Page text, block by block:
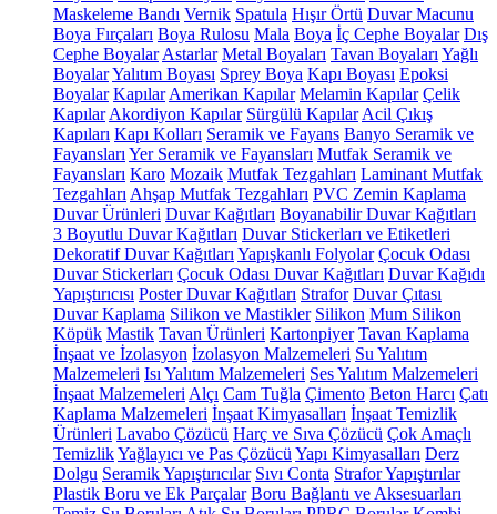
Maskeleme Bandı Vernik Spatula Hışır Örtü Duvar Macunu
Boya Fırçaları Boya Rulosu Mala Boya İç Cephe Boyalar Dış
Cephe Boyalar Astarlar Metal Boyaları Tavan Boyaları Yağlı
BoyalarYalıtım Boyası Sprey Boya Kapı Boyası Epoksi
Boyalar Kapılar Amerikan Kapılar Melamin Kapılar Çelik
Kapılar Akordiyon Kapılar Sürgülü Kapılar Acil Çıkış
Kapıları Kapı Kolları Seramik ve Fayans Banyo Seramik ve
Fayansları Yer Seramik ve Fayansları Mutfak Seramik ve
Fayansları Karo Mozaik Mutfak Tezgahları Laminant Mutfak
Tezgahları Ahşap Mutfak Tezgahları PVC Zemin Kaplama
Duvar Ürünleri Duvar Kağıtları Boyanabilir Duvar Kağıtları
3 Boyutlu Duvar Kağıtları Duvar Stickerları ve Etiketleri
Dekoratif Duvar Kağıtları Yapışkanlı Folyolar Çocuk Odası
Duvar Stickerları Çocuk Odası Duvar Kağıtları Duvar Kağıdı
Yapıştırıcısı Poster Duvar Kağıtları Strafor Duvar Çıtası
Duvar Kaplama Silikon ve Mastikler Silikon Mum Silikon
Köpük Mastik Tavan Ürünleri Kartonpiyer Tavan Kaplama
İnşaat ve İzolasyon İzolasyon Malzemeleri Su Yalıtım
Malzemeleri Isı Yalıtım Malzemeleri Ses Yalıtım Malzemeleri
İnşaat Malzemeleri Alçı Cam Tuğla Çimento Beton Harcı Çatı
Kaplama Malzemeleri İnşaat Kimyasalları İnşaat Temizlik
Ürünleri Lavabo Çözücü Harç ve Sıva Çözücü Çok Amaçlı
TemizlikYağlayıcı ve Pas Çözücü Yapı Kimyasalları Derz
Dolgu Seramik Yapıştırıcılar Sıvı Conta Strafor Yapıştırılar
Plastik Boru ve Ek Parçalar Boru Bağlantı ve Aksesuarları